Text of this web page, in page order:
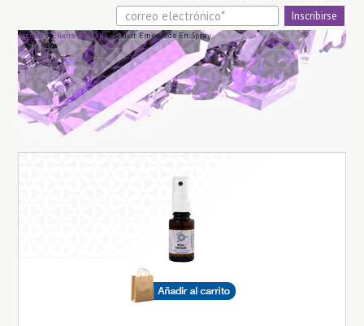
Accueil > Elixirs-Cristaux > Elixir Emeraude En Spray